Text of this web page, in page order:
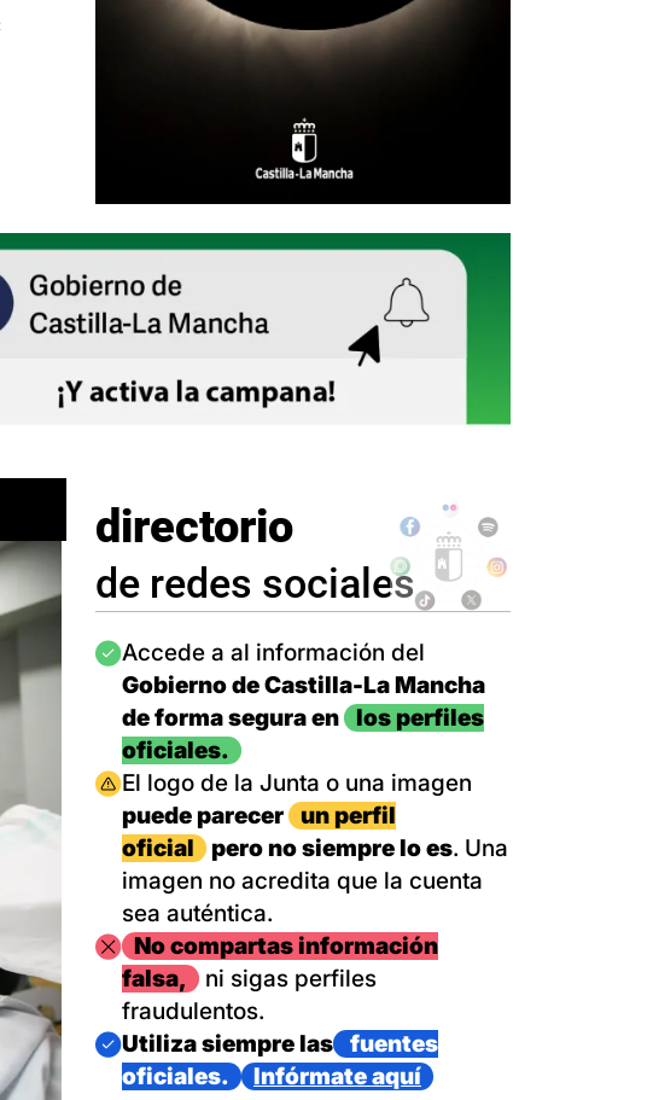
directorio
de redes sociales
Imagen
Accede a al información del
Gobierno de Castilla-La Mancha
de forma segura en
los perfiles
oficiales.
Imagen
El logo de la Junta o una imagen
puede parecer
un perfil
oficial
pero no siempre lo es. Una
imagen no acredita que la cuenta
sea auténtica.
ImagenNo compartas información
falsa,
ni sigas perfiles
fraudulentos.
Imagen
Utiliza siempre las
fuentes
oficiales.
Infórmate aquí